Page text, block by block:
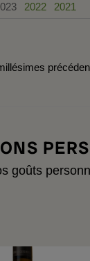
2022 2021
goûts